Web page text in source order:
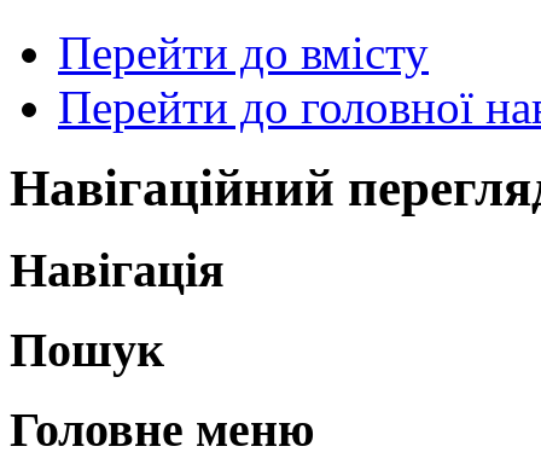
Перейти до вмісту
Перейти до головної
Навігаційний
Навігація
Пошук
Головне меню